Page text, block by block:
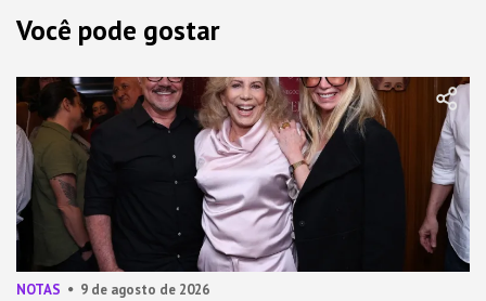
Você pode gostar
NOTAS 9 de agosto de 2026